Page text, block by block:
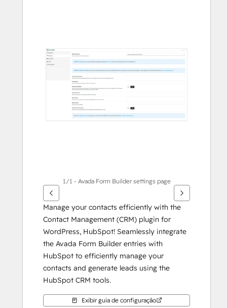
ver
outros
1/1 - Avada Form Builder settings page
Manage your contacts efficiently with the
Contact Management (CRM) plugin for
WordPress, HubSpot! Seamlessly integrate
the Avada Form Builder entries with
HubSpot to efficiently manage your
contacts and generate leads using the
HubSpot CRM tools.
Exibir guia de configuração